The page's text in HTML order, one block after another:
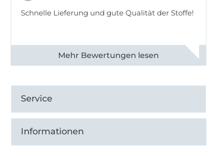
Schnelle Lieferung und gute Qualität der Stoffe!
Alle 82990 Bewertungen ansehen
Service
Informationen